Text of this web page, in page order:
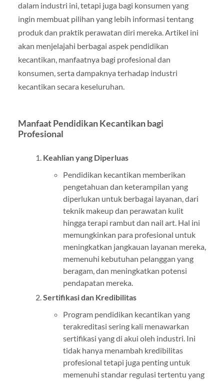
dalam industri ini, tetapi juga bagi konsumen yang
ingin membuat pilihan yang lebih informasi tentang
produk dan praktik perawatan diri mereka. Artikel ini
akan menjelajahi berbagai aspek pendidikan
kecantikan, manfaatnya bagi profesional dan
konsumen, serta dampaknya terhadap industri
kecantikan secara keseluruhan.
Manfaat Pendidikan Kecantikan bagi
Profesional
Keahlian yang Diperluas
Pendidikan kecantikan memberikan
pengetahuan dan keterampilan yang
diperlukan untuk berbagai layanan, dari
teknik makeup dan perawatan kulit
hingga terapi rambut dan nail art. Hal ini
memungkinkan para profesional untuk
meningkatkan jangkauan layanan mereka,
memenuhi kebutuhan pelanggan yang
beragam, dan meningkatkan potensi
pendapatan mereka.
Sertifikasi dan Kredibilitas
Program pendidikan kecantikan yang
terakreditasi sering kali menawarkan
sertifikasi yang di akui oleh industri. Ini
tidak hanya menambah kredibilitas
profesional tetapi juga penting untuk
memenuhi standar regulasi tertentu yang